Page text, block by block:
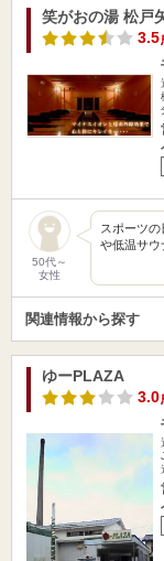
笑がおの湯 松戸
3.5
50代～
女性
スポーツ
や低温サウ
関連情報から探す
ゆーPLAZA
3.0